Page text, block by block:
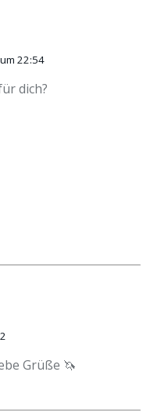
22:54
dich?
Grüße 🦄